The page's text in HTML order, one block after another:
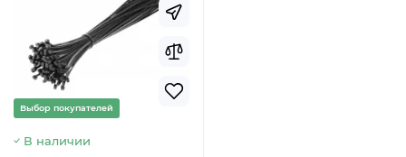
Выбор покупателей
В наличии